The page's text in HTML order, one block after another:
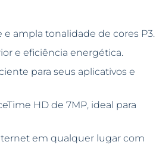
ampla tonalidade de cores P3.
e eficiência energética.
para seus aplicativos e
HD de 7MP, ideal para
em qualquer lugar com